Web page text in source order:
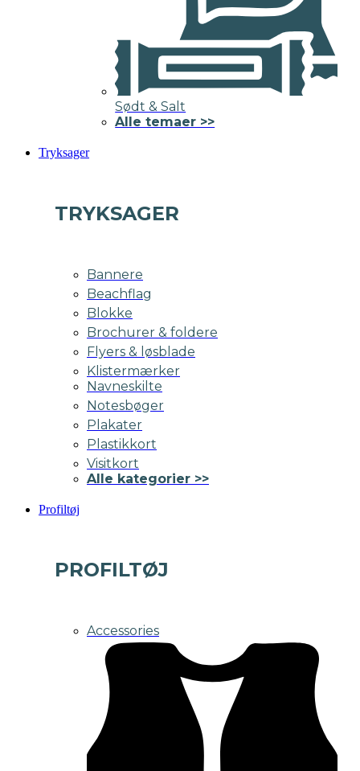
Sødt & Salt
Alle temaer >>
Tryksager
TRYKSAGER
Bannere
Beachflag
Blokke
Brochurer & foldere
Flyers & løsblade
Klistermærker
Navneskilte
Notesbøger
Plakater
Plastikkort
Visitkort
Alle kategorier >>
Profiltøj
PROFILTØJ
Accessories